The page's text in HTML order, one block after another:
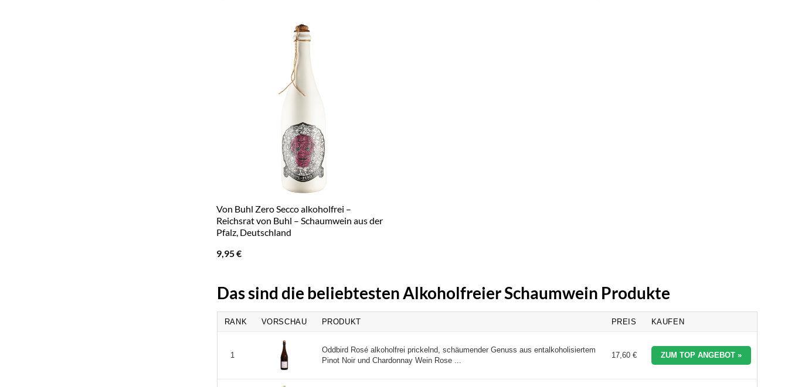
Von Buhl Zero Secco alkoholfrei –
Reichsrat von Buhl – Schaumwein aus der
Pfalz, Deutschland
9,95€
Das sind die beliebtesten Alkoholfreier Schaumwein Produkte
RANK VORSCHAU PRODUKT PREIS KAUFEN
1
Oddbird Rosé alkoholfrei prickelnd, schäumender Genuss aus entalkoholisiertem
Pinot Noir und Chardonnay Wein Rose ...
17,60 € ZUM TOP ANGEBOT »